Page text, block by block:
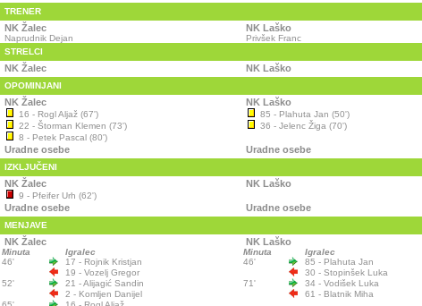
TRENER
NK Žalec
Naprudnik Dejan
NK Laško
Privšek Franc
STRELCI
NK Žalec NK Laško
OPOMINJANI
NK Žalec
16 - Rogl Aljaž (67')
22 - Štorman Klemen (73')
8 - Petek Pascal (80')
NK Laško
85 - Plahuta Jan (50')
36 - Jelenc Žiga (70')
Uradne osebe Uradne osebe
IZKLJUČENI
NK Žalec
9 - Pfeifer Urh (62')
NK Laško
Uradne osebe Uradne osebe
MENJAVE
NK Žalec
Minuta
Igralec
46'
17 - Rojnik Kristjan
19 - Vozelj Gregor
52'
21 - Alijagić Sandin
2 - Komljen Danijel
NK Laško
Minuta
Igralec
46'
85 - Plahuta Jan
30 - Stopinšek Luka
71'
34 - Vodišek Luka
61 - Blatnik Miha